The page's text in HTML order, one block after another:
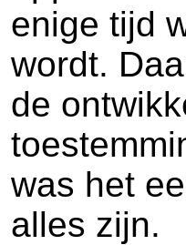
enige tijd
wordt.
de
was het
alles zijn.